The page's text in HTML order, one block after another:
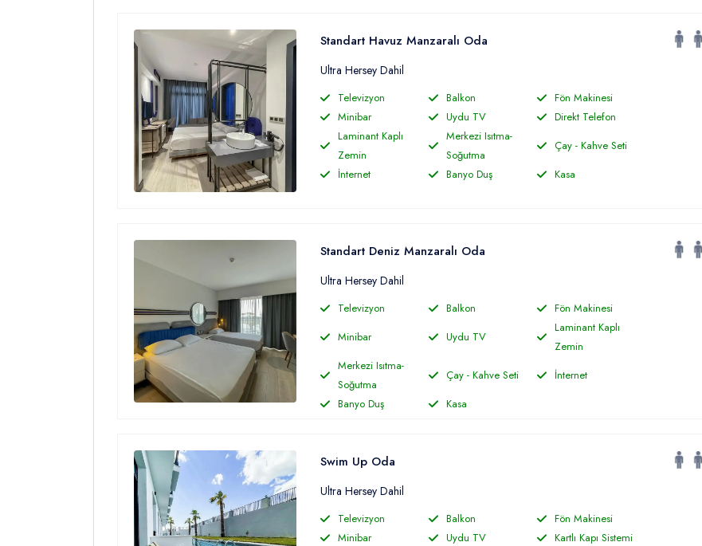
Standart Havuz Manzaralı Oda
Ultra Hersey Dahil
Televizyon Balkon
Fön Makinesi
Minibar
Uydu TV
Direkt Telefon
Laminant Kaplı
Zemin
Merkezi Isıtma-
Soğutma
Çay - Kahve Seti
İnternet
Banyo Duş Kasa
Standart Deniz Manzaralı Oda
Ultra Hersey Dahil
Televizyon Balkon
Fön Makinesi
Minibar
Uydu TV
Laminant Kaplı
Zemin
Merkezi Isıtma-
Soğutma
Çay - Kahve Seti
İnternet
Banyo Duş
Kasa
Swim Up Oda
Ultra Hersey Dahil
Televizyon Balkon
Fön Makinesi
Minibar
Uydu TV
Kartlı Kapı Sistemi